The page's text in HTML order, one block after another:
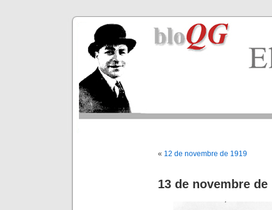
« 12 de novembre de 1919
13 de novembre de